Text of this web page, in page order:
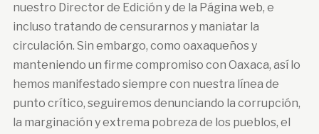
nuestro Director de Edición y de la Página web, e
incluso tratando de censurarnos y maniatar la
circulación. Sin embargo, como oaxaqueños y
manteniendo un firme compromiso con Oaxaca, así lo
hemos manifestado siempre con nuestra línea de
punto crítico, seguiremos denunciando la corrupción,
la marginación y extrema pobreza de los pueblos, el